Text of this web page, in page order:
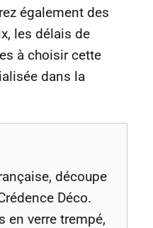
également des
les délais de
à choisir cette
dans la
découpe
Déco.
en verre trempé,